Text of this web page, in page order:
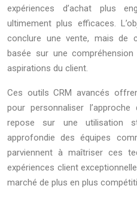
expériences d’achat plus
ultimement plus efficaces.
conclure une vente, mais de
basée sur une
aspirations du client.
Ces outils CRM avancés
pour personnaliser
repose sur une utilisation
approfondie des équipes
parviennent à maîtriser ces
expériences client
marché de plus en plus